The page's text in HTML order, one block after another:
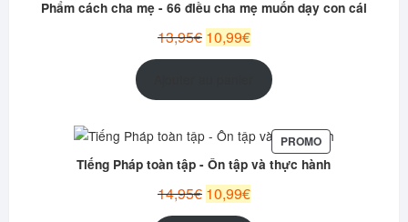
Phẩm cách cha mẹ - 66 điều cha mẹ muốn dạy con cái
13,95€ Le
prix
10,99€Le
prix
actuel
est :
PROMOPRODUIT
EN
PROMOTION
Tiếng Pháp toàn tập - Ôn tập và thực hành
14,95€ Le
10,99€Le